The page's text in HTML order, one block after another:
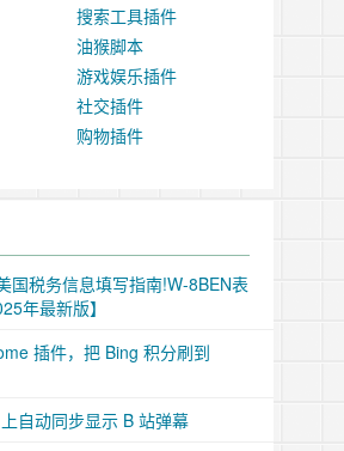
搜索工具插件
油猴脚本
游戏娱乐插件
社交插件
购物插件
国税务信息填写指南!W-8BEN表
年最新版】
插件，把 Bing 积分刷到
自动同步显示 B 站弹幕